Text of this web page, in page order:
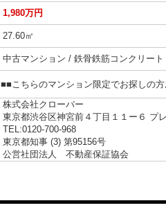
1,980万円
27.60㎡
中古マンション / 鉄骨鉄筋コンクリート
■■こちらのマンション限定でお探しの
株式会社クローバー
東京都渋谷区神宮前４丁目１１ー６ プ
TEL:0120-700-968
東京都知事 (3) 第95156号
公営社団法人 不動産保証協会